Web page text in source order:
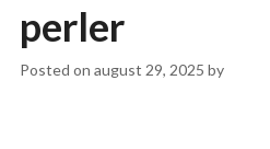
perler
Posted on august 29, 2025 by